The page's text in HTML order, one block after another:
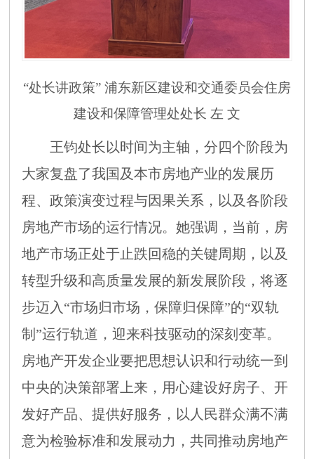
“处长讲政策” 浦东新区建设和交通委员会住房
建设和保障管理处处长 左 文
王钧处长以时间为主轴，分四个阶段为
大家复盘了我国及本市房地产业的发展历
程、政策演变过程与因果关系，以及各阶段
房地产市场的运行情况。她强调，当前，房
地产市场正处于止跌回稳的关键周期，以及
转型升级和高质量发展的新发展阶段，将逐
步迈入“市场归市场，保障归保障”的“双轨
制”运行轨道，迎来科技驱动的深刻变革。
房地产开发企业要把思想认识和行动统一到
中央的决策部署上来，用心建设好房子、开
发好产品、提供好服务，以人民群众满不满
意为检验标准和发展动力，共同推动房地产